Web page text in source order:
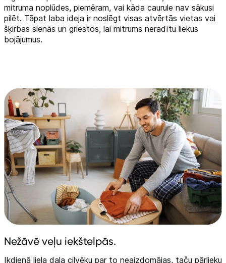
mitruma noplūdes, piemēram, vai kāda caurule nav sākusi
pilēt. Tāpat laba ideja ir noslēgt visas atvērtās vietas vai
šķirbas sienās un griestos, lai mitrums neradītu liekus
bojājumus.
Nežāvē veļu iekštelpās.
Ikdienā liela daļa cilvēku par to neaizdomājas, taču pārlieku